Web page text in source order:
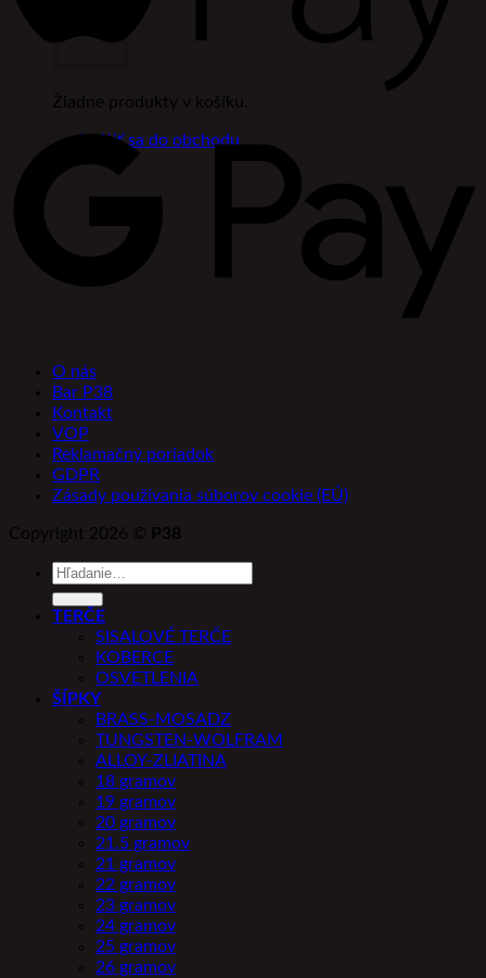
Žiadne produkty v košíku.
Vrátiť sa do obchodu
O nás
Bar P38
Kontakt
VOP
Reklamačný poriadok
GDPR
Zásady používania súborov cookie (EÚ)
Copyright 2026 © P38
Hľadať:
TERČE
SISALOVÉ TERČE
KOBERCE
OSVETLENIA
ŠÍPKY
BRASS-MOSADZ
TUNGSTEN-WOLFRAM
ALLOY-ZLIATINA
18 gramov
19 gramov
20 gramov
21.5 gramov
21 gramov
22 gramov
23 gramov
24 gramov
25 gramov
26 gramov